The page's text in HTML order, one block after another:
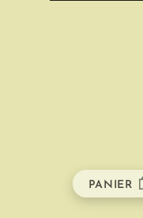
PANIER